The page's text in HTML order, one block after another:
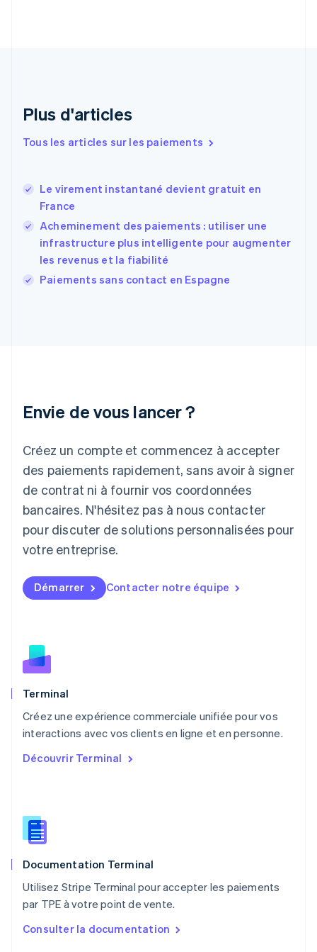
Plus d'articles
Tous les articles sur les paiements
Le virement instantané devient gratuit en
France
Acheminement des paiements : utiliser une
infrastructure plus intelligente pour augmenter
les revenus et la fiabilité
Paiements sans contact en Espagne
Envie de vous lancer ?
Créez un compte et commencez à accepter
des paiements rapidement, sans avoir à signer
de contrat ni à fournir vos coordonnées
bancaires. N'hésitez pas à nous contacter
pour discuter de solutions personnalisées pour
votre entreprise.
Démarrer Contacter notre équipe
Terminal
Créez une expérience commerciale unifiée pour vos
interactions avec vos clients en ligne et en personne.
Découvrir Terminal
Documentation Terminal
Utilisez Stripe Terminal pour accepter les paiements
par TPE à votre point de vente.
Consulter la documentation
Estonie
États-Unis
EnglishSvenska
France
Gibraltar
English
Grèce
Hongrie
日本語 English
English
Liechtenstein
Deutsch English
Lituanie
English
Luxembourg
FrançaisDeutschEnglish
Malaisie
Malte
English
Mexique
English
Nouvelle-Zélande
English
Pays-Bas
Pologne
English
PortuguêsEnglish
English
Roumanie
Royaume-Uni
Singapour
English简体中文
English